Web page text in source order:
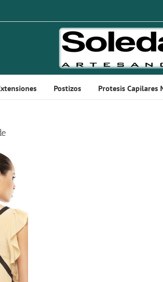
Postizos Protesis Capilares